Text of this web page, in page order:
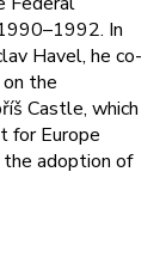
In
Havel, he co-
the
Castle, which
for Europe
the adoption of